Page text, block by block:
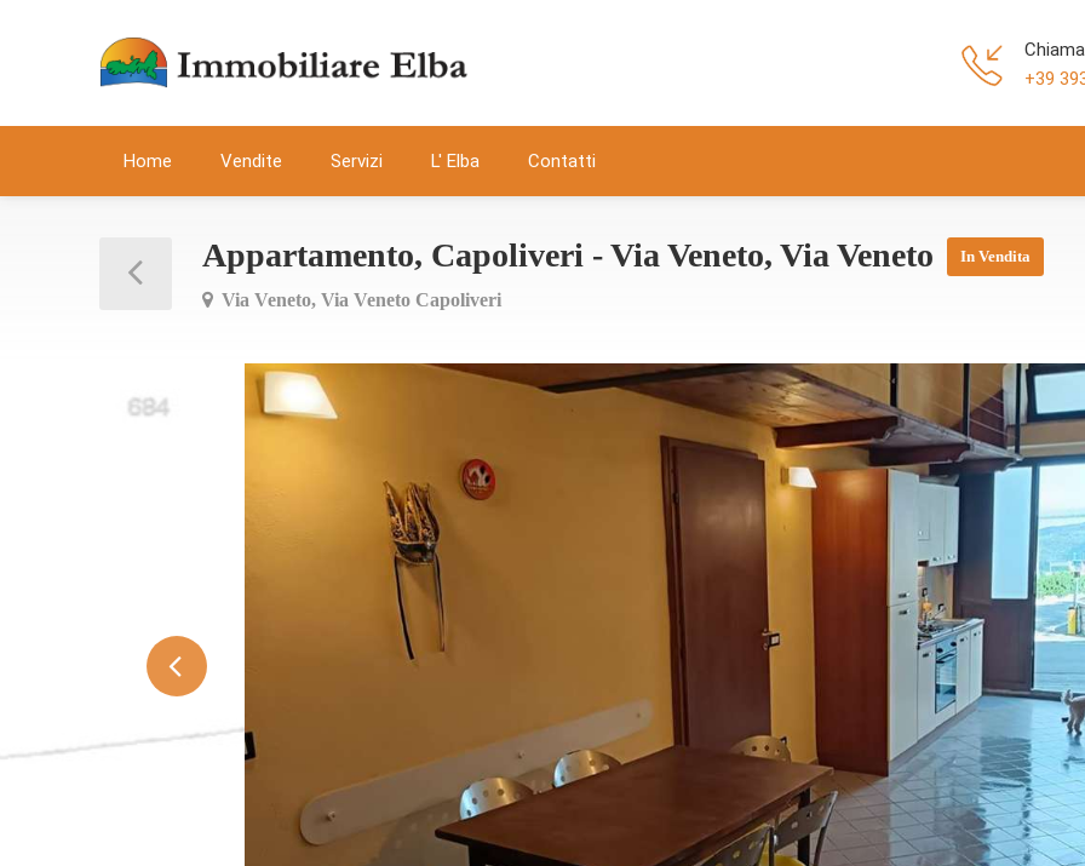
+39
Home Vendite Servizi L' Elba Contatti
Appartamento, Capoliveri - Via Veneto, Via Veneto In Vendita
Via Veneto, Via Veneto Capoliveri